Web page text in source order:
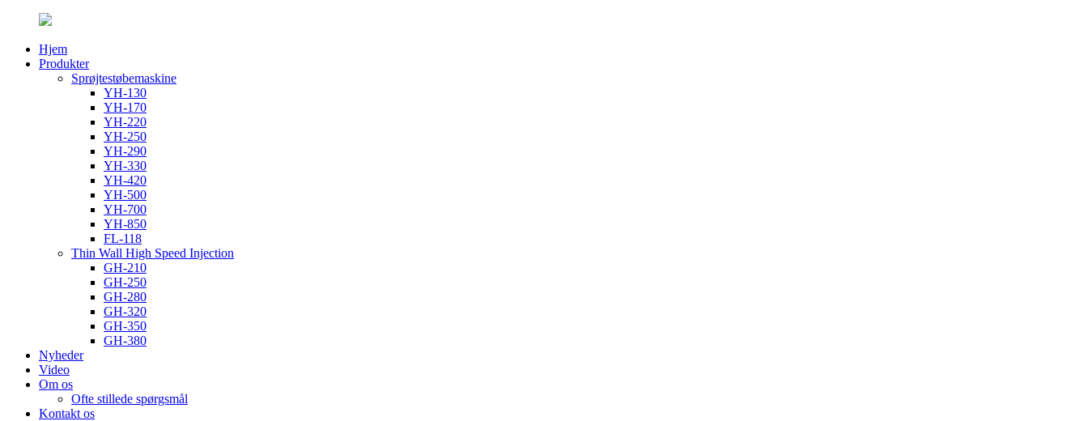
Hjem
Produkter
Sprøjtestøbemaskine
YH-130
YH-170
YH-220
YH-250
YH-290
YH-330
YH-420
YH-500
YH-700
YH-850
FL-118
Thin Wall High Speed ​​Injection
GH-210
GH-250
GH-280
GH-320
GH-350
GH-380
Nyheder
Video
Om os
Ofte stillede spørgsmål
Kontakt os